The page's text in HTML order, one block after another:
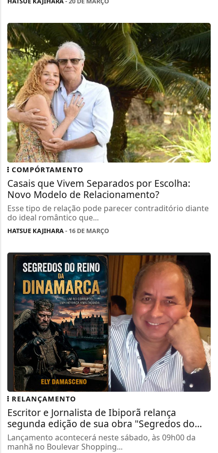
COMPÓRTAMENTO
Casais que Vivem Separados por Escolha:
Novo Modelo de Relacionamento?
Esse tipo de relação pode parecer contraditório diante
do ideal romântico que...
HATSUE KAJIHARA- 16 DE MARÇO
RELANÇAMENTO
Escritor e Jornalista de Ibiporã relança
segunda edição de sua obra "Segredos do...
Lançamento acontecerá neste sábado, às 09h00 da
manhã no Boulevar Shopping...